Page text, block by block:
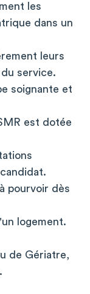
les
dans un
leurs
service.
soignante et
est dotée
pourvoir dès
logement.
de Gériatre,